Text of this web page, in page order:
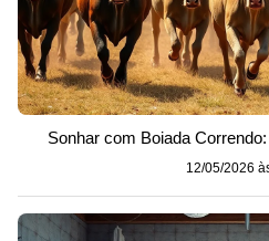
Sonhar com Boiada
12/05/2026